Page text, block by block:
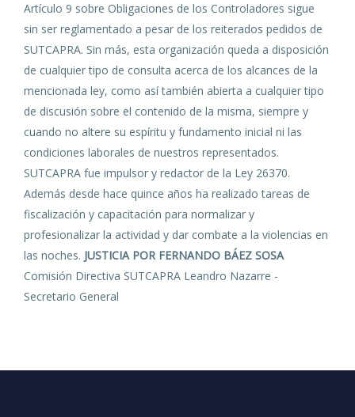
Artículo 9 sobre Obligaciones de los Controladores sigue
sin ser reglamentado a pesar de los reiterados pedidos de
SUTCAPRA. Sin más, esta organización queda a disposición
de cualquier tipo de consulta acerca de los alcances de la
mencionada ley, como así también abierta a cualquier tipo
de discusión sobre el contenido de la misma, siempre y
cuando no altere su espíritu y fundamento inicial ni las
condiciones laborales de nuestros representados.
SUTCAPRA fue impulsor y redactor de la Ley 26370.
Además desde hace quince años ha realizado tareas de
fiscalización y capacitación para normalizar y
profesionalizar la actividad y dar combate a la violencias en
las noches. JUSTICIA POR FERNANDO BÁEZ SOSA
Comisión Directiva SUTCAPRA Leandro Nazarre -
Secretario General